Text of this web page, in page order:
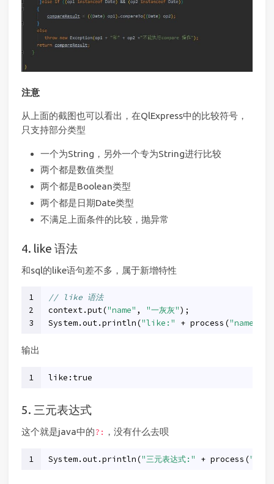
注意
从上面的截图也可以看出，在QlExpress中的比较符号，
只支持部分类型
一个为String，另外一个专为String进行比较
两个都是数值类型
两个都是Boolean类型
两个都是日期Date类型
不满足上面条件的比较，抛异常
4. like 语法
和sql的like语句差不多，属于新增特性
1
2
3
// like 语法
context.put("name" , "一灰灰");
System.out.println("like:" + process("name
输出
1 like:true
5. 三元表达式
这个就是java中的?: ，没有什么去呗
1 System.out.println("三元表达式:" + process("a